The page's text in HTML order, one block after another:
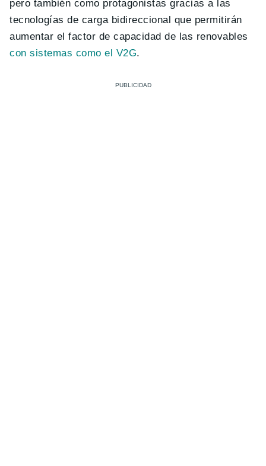
pero también como protagonistas gracias a las
tecnologías de carga bidireccional que permitirán
aumentar el factor de capacidad de las renovables
con sistemas como el V2G.